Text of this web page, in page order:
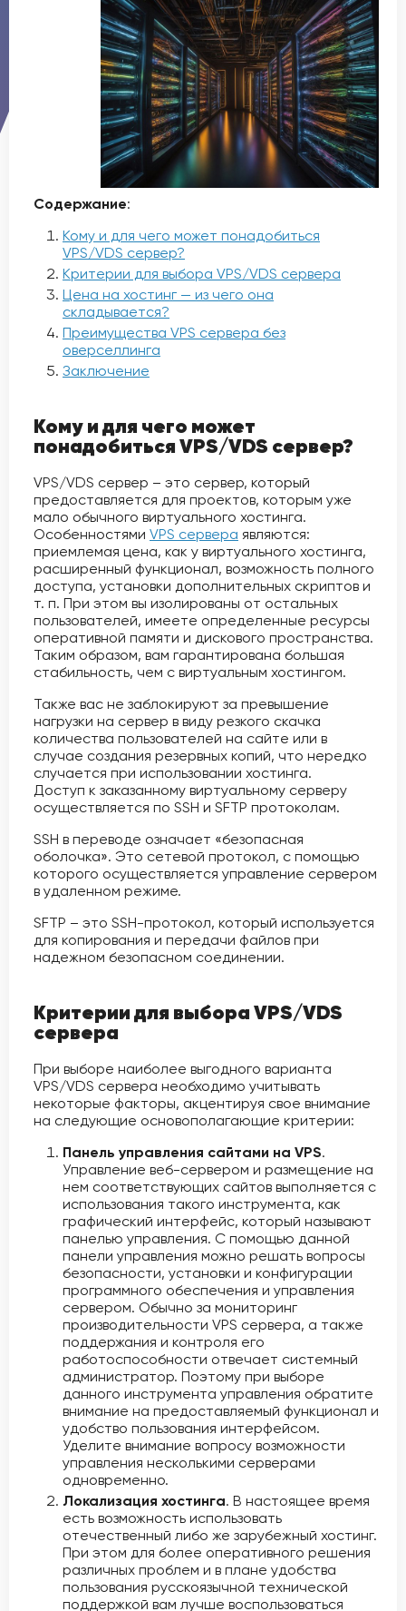
Содержание:
Кому и для чего может понадобиться
VPS/VDS сервер?
Критерии для выбора VPS/VDS сервера
Цена на хостинг — из чего она
складывается?
Преимущества VPS сервера без
оверселлинга
Заключение
Кому и для чего может
понадобиться VPS/VDS сервер?
VPS/VDS сервер – это сервер, который
предоставляется для проектов, которым уже
мало обычного виртуального хостинга.
Особенностями VPS сервера являются:
приемлемая цена, как у виртуального хостинга,
расширенный функционал, возможность полного
доступа, установки дополнительных скриптов и
т. п. При этом вы изолированы от остальных
пользователей, имеете определенные ресурсы
оперативной памяти и дискового пространства.
Таким образом, вам гарантирована большая
стабильность, чем с виртуальным хостингом.
Также вас не заблокируют за превышение
нагрузки на сервер в виду резкого скачка
количества пользователей на сайте или в
случае создания резервных копий, что нередко
случается при использовании хостинга.
Доступ к заказанному виртуальному серверу
осуществляется по SSH и SFTP протоколам.
SSH в переводе означает «безопасная
оболочка». Это сетевой протокол, с помощью
которого осуществляется управление сервером
в удаленном режиме.
SFTP – это SSH-протокол, который используется
для копирования и передачи файлов при
надежном безопасном соединении.
Критерии для выбора VPS/VDS
сервера
При выборе наиболее выгодного варианта
VPS/VDS сервера необходимо учитывать
некоторые факторы, акцентируя свое внимание
на следующие основополагающие критерии:
Панель управления сайтами на VPS.
Управление веб-сервером и размещение на
нем соответствующих сайтов выполняется с
использования такого инструмента, как
графический интерфейс, который называют
панелью управления. С помощью данной
панели управления можно решать вопросы
безопасности, установки и конфигурации
программного обеспечения и управления
сервером. Обычно за мониторинг
производительности VPS сервера, а также
поддержания и контроля его
работоспособности отвечает системный
администратор. Поэтому при выборе
данного инструмента управления обратите
внимание на предоставляемый функционал и
удобство пользования интерфейсом.
Уделите внимание вопросу возможности
управления несколькими серверами
одновременно.
Локализация хостинга. В настоящее время
есть возможность использовать
отечественный либо же зарубежный хостинг.
При этом для более оперативного решения
различных проблем и в плане удобства
пользования русскоязычной технической
поддержкой вам лучше воспользоваться